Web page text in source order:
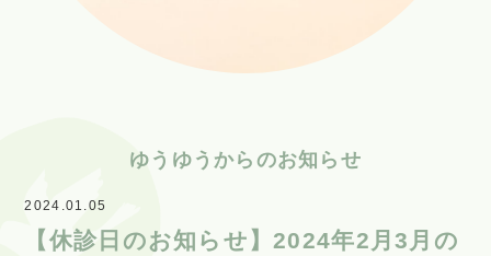
ゆうゆうからのお知らせ
2024.01.05
【休診日のお知らせ】2024年2月3月の